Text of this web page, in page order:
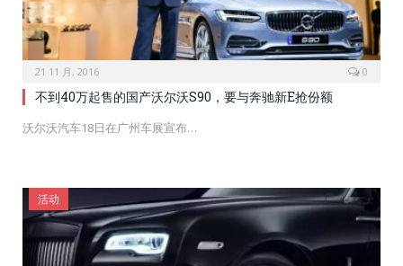
21 11 月, 2016 0
不到40万起售的国产沃尔沃S90，要与奔驰新E抢份额
沃尔沃汽车18日在广州车展宣布…
活动